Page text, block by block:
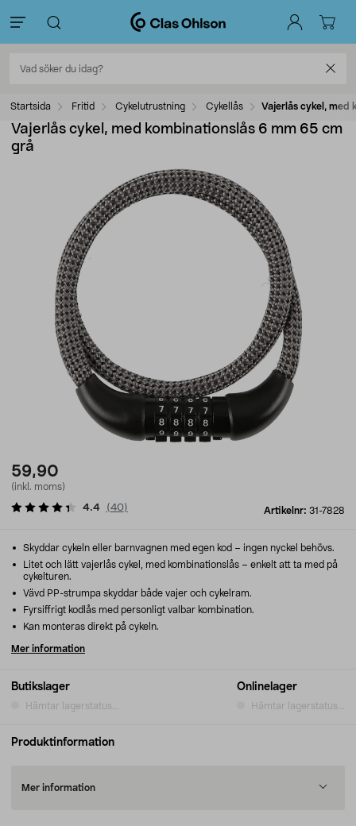
Startsida Fritid Cykelutrustning Cykellås Vajerlås cykel, med
Vajerlås cykel, med kombinationslås 6 mm 65 cm
grå
59,90
(inkl. moms)
Artikelnr: 31-7828
4.4 (40)
Butikslager
Hämtar lagerstatus...
Onlinelager
Hämtar lagerstatus...
Skyddar cykeln eller barnvagnen med egen kod – ingen nyckel behövs.
Litet och lätt vajerlås cykel, med kombinationslås – enkelt att ta med på
cykelturen.
Vävd PP-strumpa skyddar både vajer och cykelram.
Fyrsiffrigt kodlås med personligt valbar kombination.
Kan monteras direkt på cykeln.
Mer information
Produktinformation
Mer information